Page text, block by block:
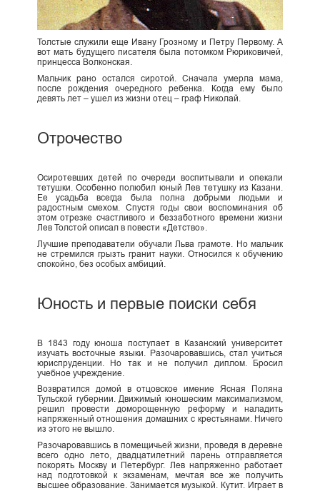
Толстые служили еще Ивану Грозному и Петру Первому. А
вот мать будущего писателя была потомком Рюриковичей,
принцесса Волконская.
Мальчик рано остался сиротой. Сначала умерла мама,
после рождения очередного ребенка. Когда ему было
девять лет – ушел из жизни отец – граф Николай.
Отрочество
Осиротевших детей по очереди воспитывали и опекали
тетушки. Особенно полюбил юный Лев тетушку из Казани.
Ее усадьба всегда была полна добрыми людьми и
радостным смехом. Спустя годы свои воспоминания об
этом отрезке счастливого и беззаботного времени жизни
Лев Толстой описал в повести «Детство».
Лучшие преподаватели обучали Льва грамоте. Но мальчик
не стремился грызть гранит науки. Относился к обучению
спокойно, без особых амбиций.
Юность и первые поиски себя
В 1843 году юноша поступает в Казанский университет
изучать восточные языки. Разочаровавшись, стал учиться
юриспруденции. Но так и не получил диплом. Бросил
учебное учреждение.
Возвратился домой в отцовское имение Ясная Поляна
Тульской губернии. Движимый юношеским максимализмом,
решил провести доморощенную реформу и наладить
напряженный отношения домашних с крестьянами. Ничего
из этого не вышло.
Разочаровавшись в помещичьей жизни, проведя в деревне
всего одно лето, двадцатилетний парень отправляется
покорять Москву и Петербург. Лев напряженно работает
над подготовкой к экзаменам, мечтая все же получить
высшее образование. Занимается музыкой. Кутит. Играет в